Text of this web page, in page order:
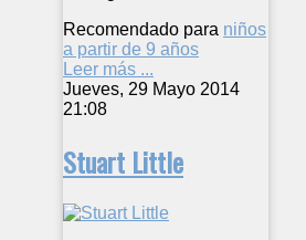
Recomendado para niños
a partir de 9 años
Leer más ...
Jueves, 29 Mayo 2014
21:08
Stuart Little